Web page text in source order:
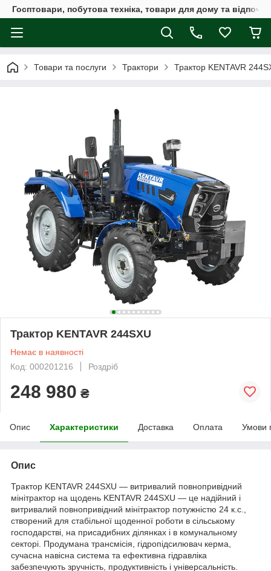
Госптовари, побутова техніка, товари для дому та
Товари та послуги Трактори Трактор KENTAVR
Трактор KENTAVR 244SXU
Немає в наявності
Код: 000201216
Роздріб
248 980 ₴
Опис Характеристики Доставка Оплата Умови
Опис
Трактор KENTAVR 244SXU — витривалий повнопривідний
мінітрактор на щодень KENTAVR 244SXU — це надійний і
витривалий повнопривідний мінітрактор потужністю 24 к.с.,
створений для стабільної щоденної роботи в сільському
господарстві, на присадибних ділянках і в комунальному
секторі. Продумана трансмісія, гідропідсилювач керма,
сучасна навісна система та ефективна гідравліка
забезпечують зручність, продуктивність і універсальність.